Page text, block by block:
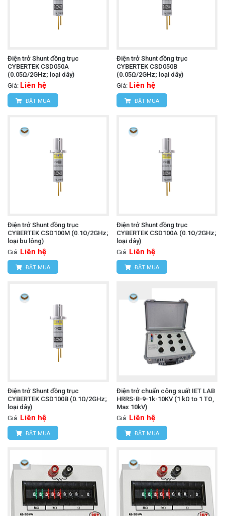
Điện trở Shunt đồng trục
CYBERTEK CSD050A
(0.05Ω/2GHz; loại dây)
Giá: Liên hệ
ĐẶT MUA
Điện trở Shunt đồng trục
CYBERTEK CSD050B
(0.05Ω/2GHz; loại dây)
Giá: Liên hệ
ĐẶT MUA
Điện trở Shunt đồng trục
CYBERTEK CSD100M (0.1Ω/2GHz;
loại bu lông)
Giá: Liên hệ
ĐẶT MUA
Điện trở Shunt đồng trục
CYBERTEK CSD100A (0.1Ω/2GHz;
loại dây)
Giá: Liên hệ
ĐẶT MUA
Điện trở Shunt đồng trục
CYBERTEK CSD100B (0.1Ω/2GHz;
loại dây)
Giá: Liên hệ
ĐẶT MUA
Điện trở chuẩn công suất IET LAB
HRRS-B-9-1k-10KV (1 kΩ to 1 TΩ,
Max 10kV)
Giá: Liên hệ
ĐẶT MUA